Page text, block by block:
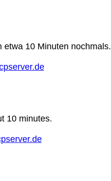
etwa 10 Minuten nochmals.
10 minutes.